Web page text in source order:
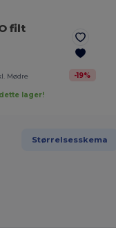
filt
Mødre -19%
lager!
Størrelsesskema